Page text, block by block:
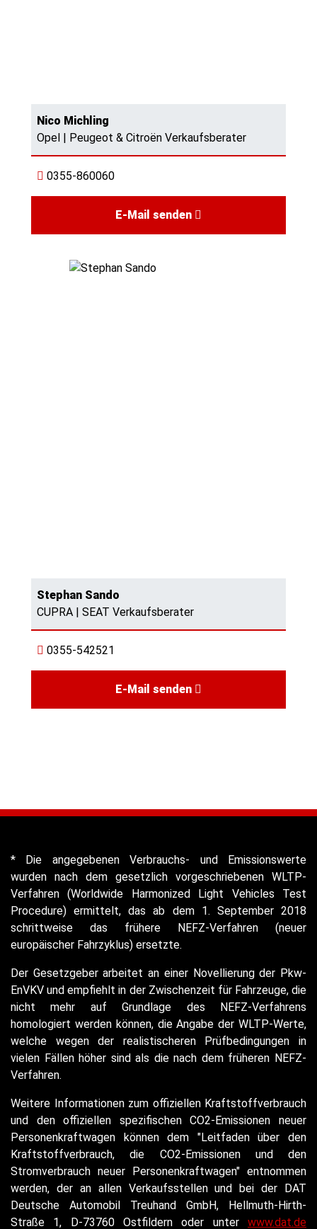
Nico Michling
Opel | Peugeot & Citroën Verkaufsberater
0355-860060
E-Mail senden
Stephan Sando
CUPRA | SEAT Verkaufsberater
0355-542521
E-Mail senden
* Die angegebenen Verbrauchs- und Emissionswerte
wurden nach dem gesetzlich vorgeschriebenen WLTP-
Verfahren (Worldwide Harmonized Light Vehicles Test
Procedure) ermittelt, das ab dem 1. September 2018
schrittweise das frühere NEFZ-Verfahren (neuer
europäischer Fahrzyklus) ersetzte.
Der Gesetzgeber arbeitet an einer Novellierung der Pkw-
EnVKV und empfiehlt in der Zwischenzeit für Fahrzeuge, die
nicht mehr auf Grundlage des NEFZ-Verfahrens
homologiert werden können, die Angabe der WLTP-Werte,
welche wegen der realistischeren Prüfbedingungen in
vielen Fällen höher sind als die nach dem früheren NEFZ-
Verfahren.
Weitere Informationen zum offiziellen Kraftstoffverbrauch
und den offiziellen spezifischen CO2-Emissionen neuer
Personenkraftwagen können dem "Leitfaden über den
Kraftstoffverbrauch, die CO2-Emissionen und den
Stromverbrauch neuer Personenkraftwagen" entnommen
werden, der an allen Verkaufsstellen und bei der DAT
Deutsche Automobil Treuhand GmbH, Hellmuth-Hirth-
Straße 1, D-73760 Ostfildern oder unter www.dat.de